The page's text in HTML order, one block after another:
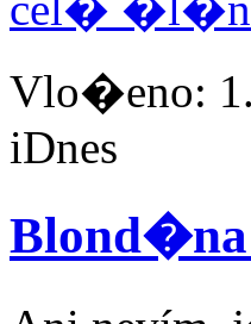
Vlo�eno:
iDnes
Blond�na